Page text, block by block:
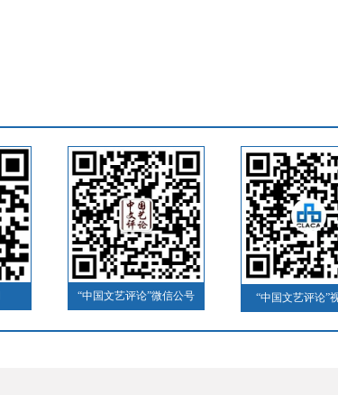
“中国文艺评论”微信公号 “中国文艺评论”